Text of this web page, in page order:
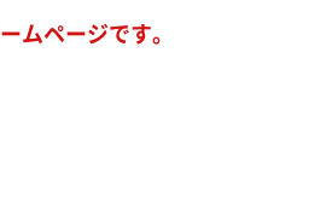
ムページです。